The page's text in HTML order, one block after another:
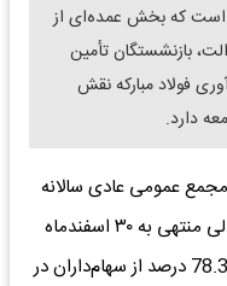
است که بخش عمده‌ای از
بازنشستگان تأمین
فولاد مبارکه نقش
دارد.
عمومی عادی سالانه
مبارکه اصفهان برای سال مالی منتهی به ۳۰ اسفندماه
۱۴۰۳ روز دوشنبه 13 مردادماه با حضور 78.34 درصد از سهام‌داران در